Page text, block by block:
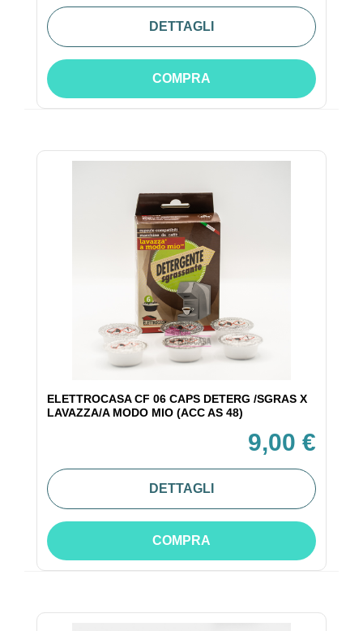
DETTAGLI
COMPRA
ELETTROCASA CF 06 CAPS DETERG /SGRAS X
LAVAZZA/A MODO MIO (ACC AS 48)
9,00 €
DETTAGLI
COMPRA